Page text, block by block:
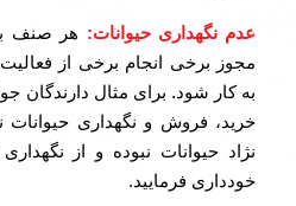
عدم نگهداری حیوانات: هر صنف
مجوز برخی انجام برخی از
به کار شود. برای مثال دارندگان
خرید، فروش و نگهداری حیوانات
نژاد حیوانات نبوده و از
خودداری فرمایید.